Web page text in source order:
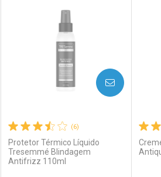
Laboratório
Por Menos
(6)
Protetor Térmico Líquido
Tresemmé Blindagem
Antifrizz 110ml
AVISE-ME